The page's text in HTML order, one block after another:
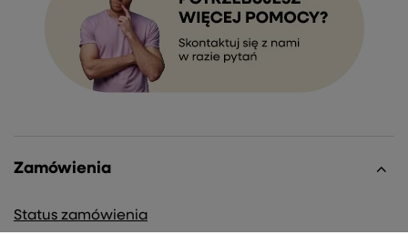
Zamówienia
Status zamówienia